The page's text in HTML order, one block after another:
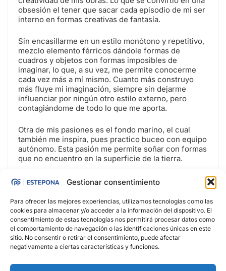
Gestionar consentimiento
Para ofrecer las mejores experiencias, utilizamos tecnologías como las
cookies para almacenar y/o acceder a la información del dispositivo. El
consentimiento de estas tecnologías nos permitirá procesar datos como
el comportamiento de navegación o las identificaciones únicas en este
sitio. No consentir o retirar el consentimiento, puede afectar
negativamente a ciertas características y funciones.
obsesión el tener que sacar cada episodio de mi ser
interno en formas creativas de fantasía.
Sin encasillarme en un estilo monótono y repetitivo,
mezclo elemento férricos dándole formas de
cuadros y objetos con formas imposibles de
imaginar, lo que, a su vez, me permite conocerme
cada vez más a mí mismo. Cuanto más construyo
más fluye mi imaginación, siempre sin dejarme
influenciar por ningún otro estilo externo, pero
contagiándome de todo lo que me aporta.
Otra de mis pasiones es el fondo marino, el cual
también me inspira, pues practico buceo con equipo
autónomo. Esta pasión me permite soñar con formas
que no encuentro en la superficie de la tierra.
De esta manera, quiero compartir parte de esta, mi